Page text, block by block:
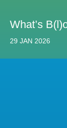
What’s
29 JAN 2026